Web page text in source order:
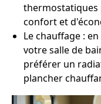
confort et
Le chauffage :
votre salle de
préférer un
plancher